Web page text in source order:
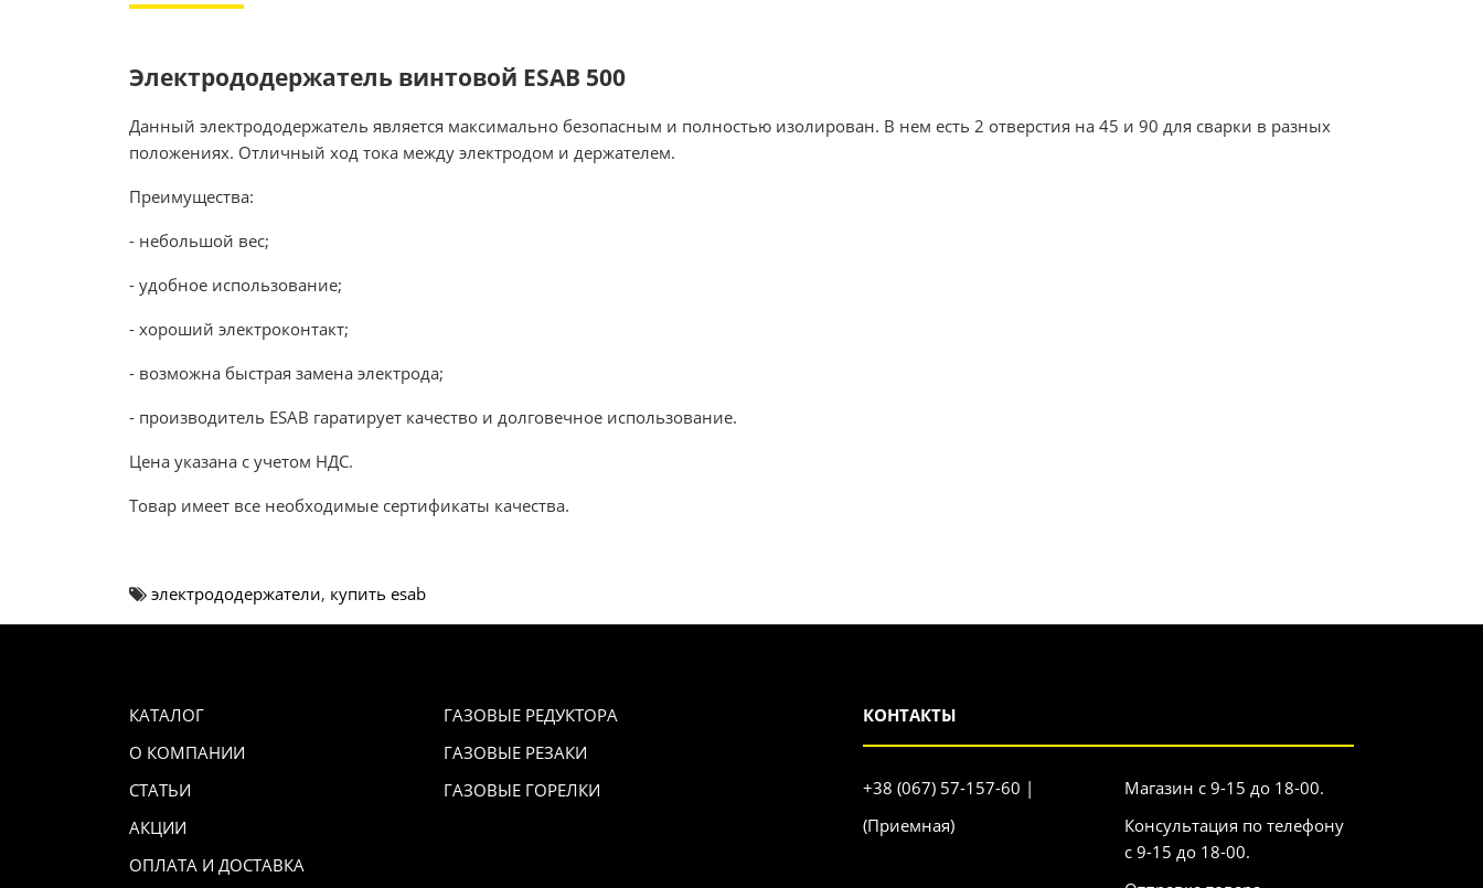
Электрододержатель винтовой ESAB 500
Данный электрододержатель является максимально безопасным и полностью изолирован. В нем есть 2 отверстия на 45 и 90 для сварки в разных
положениях. Отличный ход тока между электродом и держателем.
Преимущества:
- небольшой вес;
- удобное использование;
- хороший электроконтакт;
- возможна быстрая замена электрода;
- производитель ESAB гаратирует качество и долговечное использование.
Цена указана с учетом НДС.
Товар имеет все необходимые сертификаты качества.
электрододержатели, купить esab
КАТАЛОГ
О КОМПАНИИ
СТАТЬИ
АКЦИИ
ОПЛАТА И ДОСТАВКА
ГАЗОВЫЕ РЕДУКТОРА
ГАЗОВЫЕ РЕЗАКИ
ГАЗОВЫЕ ГОРЕЛКИ
КОНТАКТЫ
+38 (067) 57-157-60 |
(Приемная)
Магазин с 9-15 до 18-00.
Консультация по телефону
с 9-15 до 18-00.